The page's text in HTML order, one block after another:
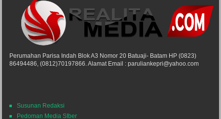
Perumahan Parisa Indah Blok A3 Nomor 20 Batuaji- Batam HP (0823)
86494486, (0812)70197866. Alamat Email : paruliankepri@yahoo.com
Susunan Redaksi
Pedoman Media SIber